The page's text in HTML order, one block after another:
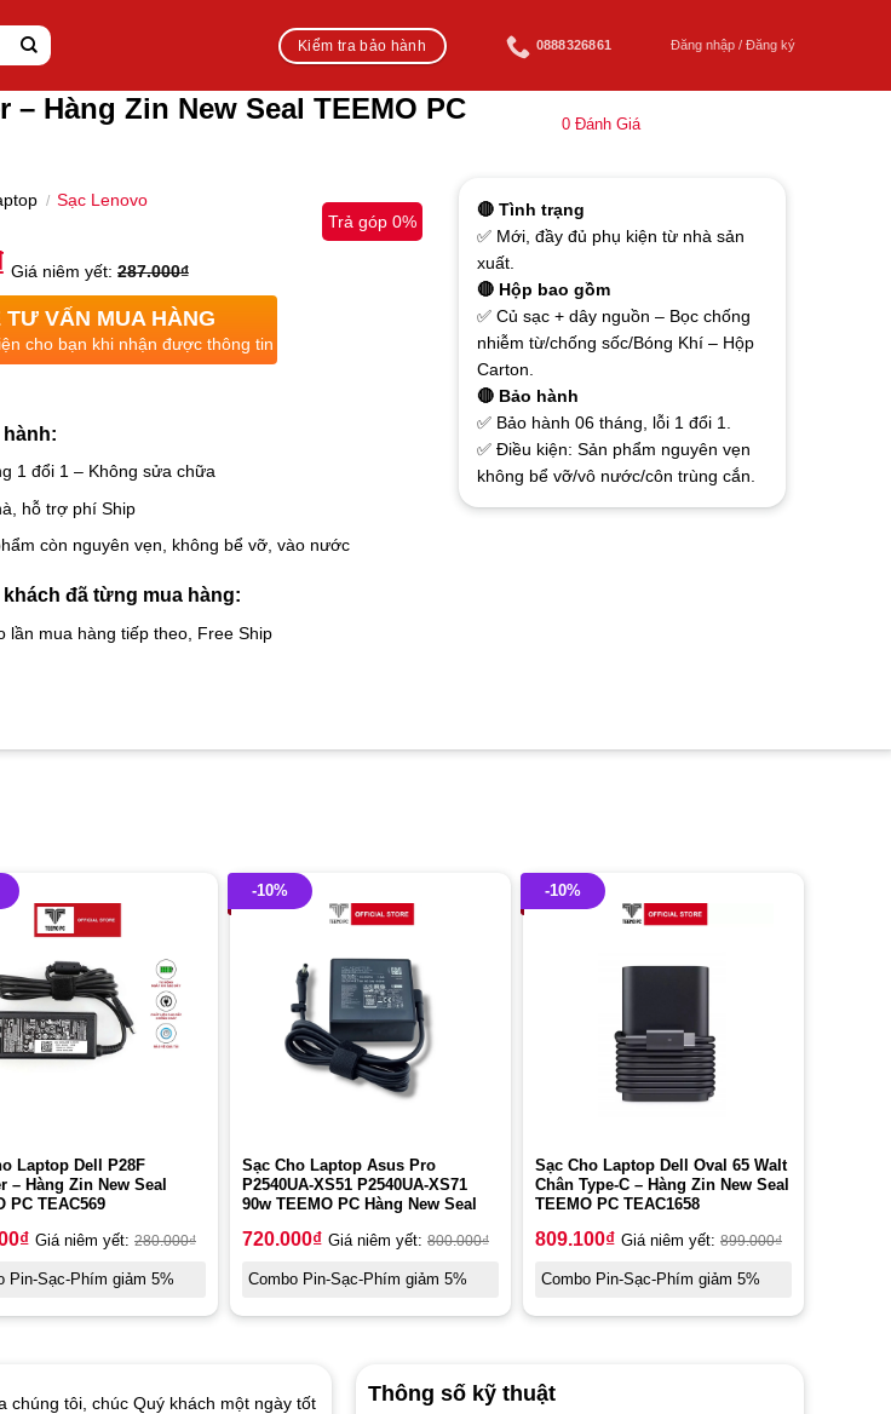
Kiểm tra bảo hành 0888326861 Đăng nhập / Đăng ký
Hàng Zin New Seal TEEMO PC
0 Đánh Giá
/ Sạc Lenovo
Giá niêm yết: 287.000₫
Trả góp 0%
TƯ VẤN MUA HÀNG
cho bạn khi nhận được thông tin
1 đổi 1 – Không sửa chữa
hỗ trợ phí Ship
còn nguyên vẹn, không bể vỡ, vào nước
đã từng mua hàng:
lần mua hàng tiếp theo, Free Ship
🔴 Tình trạng
✅ Mới, đầy đủ phụ kiện từ nhà sản
xuất.
🔴 Hộp bao gồm
✅ Củ sạc + dây nguồn – Bọc chống
nhiễm từ/chống sốc/Bóng Khí – Hộp
Carton.
🔴 Bảo hành
✅ Bảo hành 06 tháng, lỗi 1 đổi 1.
✅ Điều kiện: Sản phẩm nguyên vẹn
không bể vỡ/vô nước/côn trùng cắn.
Laptop Dell P28F
– Hàng Zin New Seal
PC TEAC569
₫ Giá niêm yết: 280.000₫
Pin-Sạc-Phím giảm 5%
-10%
Sạc Cho Laptop Asus Pro
P2540UA-XS51 P2540UA-XS71
90w TEEMO PC Hàng New Seal
720.000₫ Giá niêm yết: 800.000₫
Combo Pin-Sạc-Phím giảm 5%
-10%
Sạc Cho Laptop Dell Oval 65 Walt
Chân Type-C – Hàng Zin New Seal
TEEMO PC TEAC1658
809.100₫ Giá niêm yết: 899.000₫
Combo Pin-Sạc-Phím giảm 5%
tôi, chúc Quý khách một ngày tốt
Thông số kỹ thuật